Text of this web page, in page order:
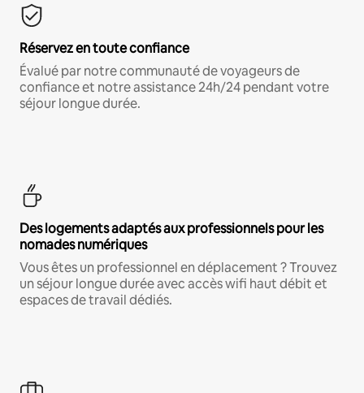
Réservez en toute confiance
Évalué par notre communauté de voyageurs de
confiance et notre assistance 24h/24 pendant votre
séjour longue durée.
Des logements adaptés aux professionnels pour les
nomades numériques
Vous êtes un professionnel en déplacement ? Trouvez
un séjour longue durée avec accès wifi haut débit et
espaces de travail dédiés.